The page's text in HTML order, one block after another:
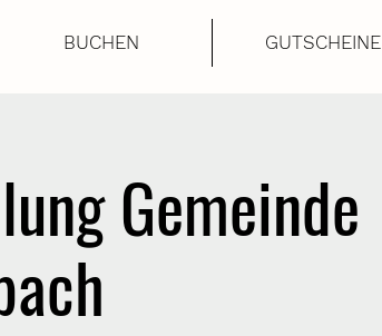
BUCHEN GUTSCHEINE
Gemeinde